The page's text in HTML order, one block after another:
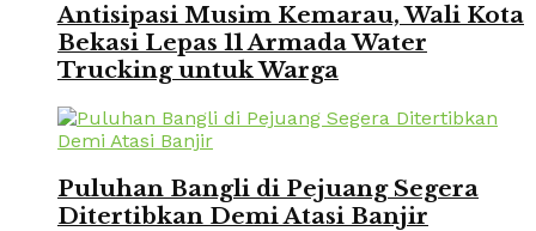
Antisipasi Musim Kemarau, Wali Kota
Bekasi Lepas 11 Armada Water
Trucking untuk Warga
Puluhan Bangli di Pejuang Segera
Ditertibkan Demi Atasi Banjir